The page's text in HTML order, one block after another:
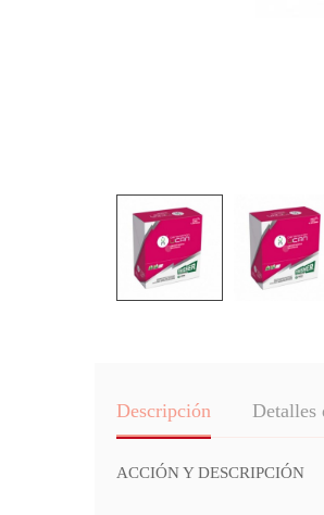
Descripción Detalles
ACCIÓN Y DESCRIPCIÓN